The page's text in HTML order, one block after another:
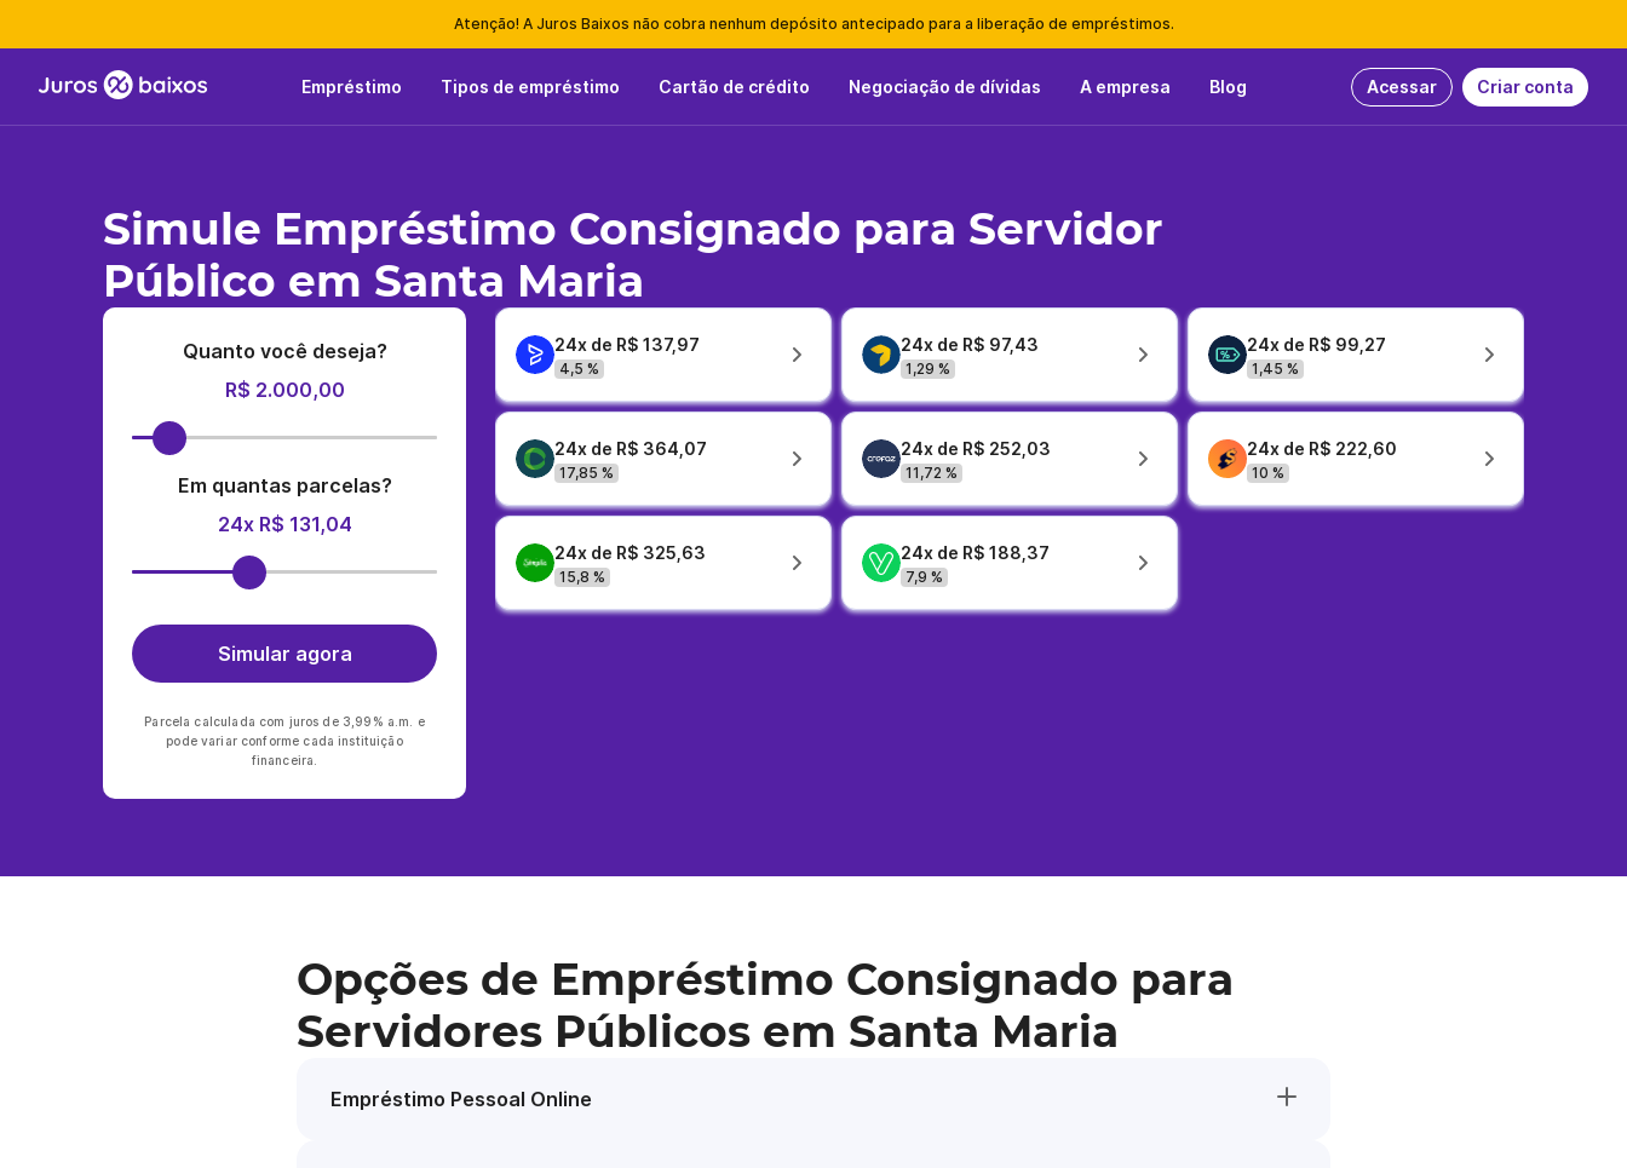
Atenção! A Juros Baixos não cobra nenhum depósito antecipado para a liberação de empréstimos.
Empréstimo Tipos de empréstimo Cartão de crédito Negociação de dívidas A empresa Blog Acessar Criar conta
Simule Empréstimo Consignado para Servidor
Público em Santa Maria
Quanto você deseja?
R$ 2.000,00
Em quantas parcelas?
24x R$ 131,04
Simular agora
Parcela calculada com juros de 3,99% a.m. e
pode variar conforme cada instituição
financeira.
24x de R$ 137,97
4,5 %
24x de R$ 97,43
1,29 %
24x de R$ 99,27
1,45 %
24x de R$ 364,07
17,85 %
24x de R$ 252,03
11,72 %
24x de R$ 222,60
10 %
24x de R$ 325,63
15,8 %
24x de R$ 188,37
7,9 %
Opções de Empréstimo Consignado para
Servidores Públicos em Santa Maria
Empréstimo Pessoal Online